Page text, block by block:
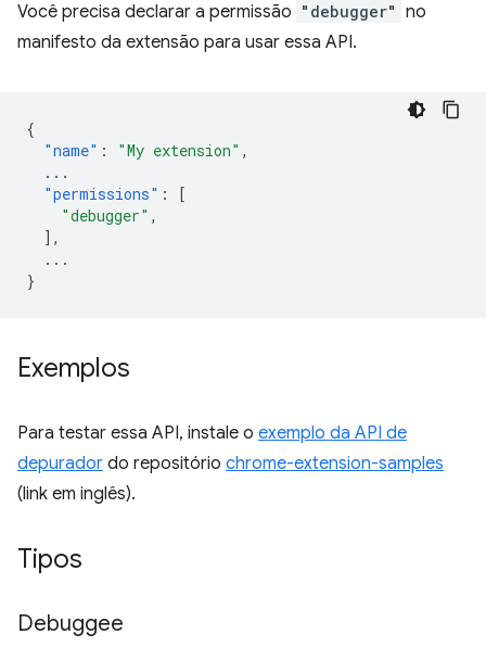
Você precisa declarar a permissão "debugger" no
manifesto da extensão para usar essa API.
{
"name" : "My extension" ,
...
"permissions" :
[
"debugger" ,
],
...
}
Exemplos
Para testar essa API, instale o exemplo da API de
depurador do repositório chrome-extension-samples
(link em inglês).
Tipos
Debuggee